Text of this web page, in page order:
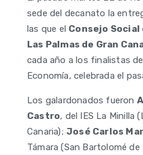
sede del decanato la
las que el Consejo Social
Las Palmas de Gran
cada año a los finalistas
Economía, celebrada el
Los galardonados fueron
Castro, del IES La Minilla
Canaria); José Carlos
Támara (San Bartolomé de